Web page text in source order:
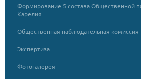
Формирование 5 состава Общественной
Карелия
Общественная наблюдательная комиссия
Экспертиза
Фотогалерея